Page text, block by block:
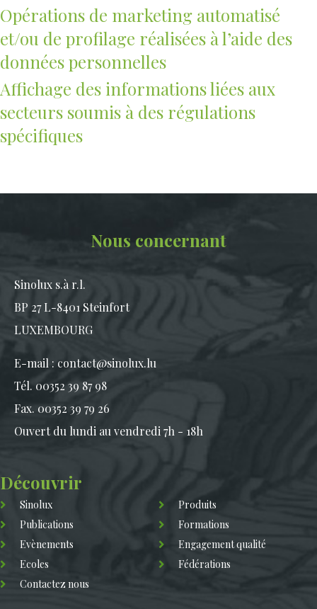
Opérations de marketing automatisé
et/ou de profilage réalisées à l’aide des
données personnelles
Affichage des informations liées aux
secteurs soumis à des régulations
spécifiques
Nous concernant
Sinolux s.à r.l.
BP 27 L-8401 Steinfort
LUXEMBOURG
E-mail : contact@sinolux.lu
Tél. 00352 39 87 98
Fax. 00352 39 79 26
Ouvert du lundi au vendredi 7h - 18h
Découvrir
Sinolux
Produits
Publications
Formations
Evènements
Engagement qualité
Ecoles
Fédérations
Contactez nous